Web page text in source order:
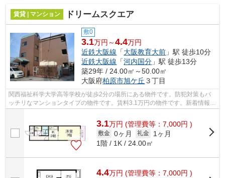
賃貸 | マンション ドリームスクエア
敷0
3.1万円～4.4万円
近鉄大阪線 「大阪教育大前 」駅 徒歩10分
近鉄大阪線 「河内国分 」駅 徒歩13分
築29年 / 24.00㎡～50.00㎡
大阪府柏原市旭ケ丘 ３丁目
関西福祉科学大学高等学校が徒歩2分の場所にある物件です。防犯対策もバ
ッチリなマンションタイプの物件です。賃料3.1万円の物件です。新着情報：
3.1万円 (管理費等：7,000円 )
敷金 0ヶ月 礼金
1ヶ月
1階 / 1K / 24.00㎡
4.4万円 (管理費等：7,000円 )